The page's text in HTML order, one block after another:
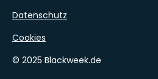
© 2025 Blackweek.de
Datenschutz
Cookies